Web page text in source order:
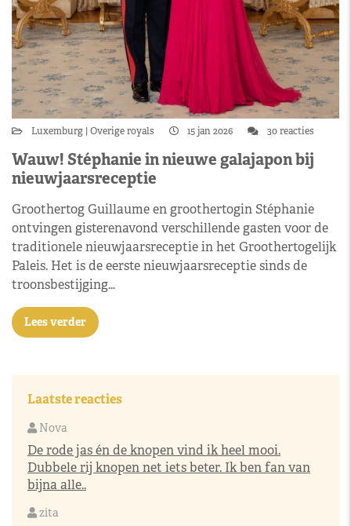
Luxemburg Overige royals 15 jan 2026 30 reacties
Wauw! Stéphanie in nieuwe galajapon bij
nieuwjaarsreceptie
Groothertog Guillaume en groothertogin Stéphanie
ontvingen gisterenavond verschillende gasten voor de
traditionele nieuwjaarsreceptie in het Groothertogelijk
Paleis. Het is de eerste nieuwjaarsreceptie sinds de
troonsbestijging…
Lees verder
Laatste reacties
Nova
De rode jas én de knopen vind ik heel mooi.
Dubbele rij knopen net iets beter. Ik ben fan van
bijna alle..
zita